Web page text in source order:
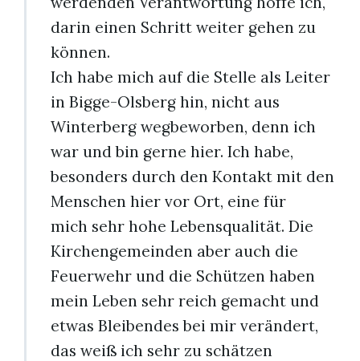
darin einen Schritt weiter gehen zu
können.
Ich habe mich auf die Stelle als Leiter
in Bigge-Olsberg hin, nicht aus
Winterberg wegbeworben, denn ich
war und bin gerne hier. Ich habe,
besonders durch den Kontakt mit den
Menschen hier vor Ort, eine für
mich sehr hohe Lebensqualität. Die
Kirchengemeinden aber auch die
Feuerwehr und die Schützen haben
mein Leben sehr reich gemacht und
etwas Bleibendes bei mir verändert,
das weiß ich sehr zu schätzen